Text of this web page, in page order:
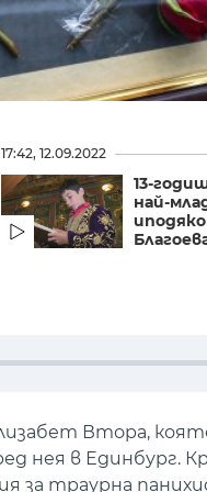
17:42, 12.09.2022
13-
най-
Втора,
нея в Единбург.
траурна